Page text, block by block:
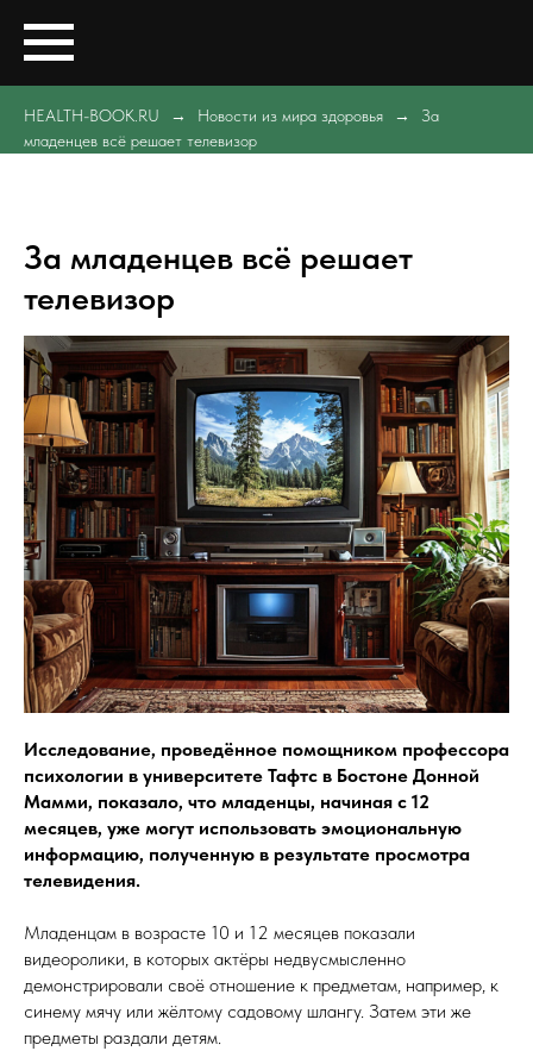
HEALTH-BOOK.RU Новости из мира здоровья
За
младенцев всё решает телевизор
За младенцев всё решает
телевизор
Исследование, проведённое помощником профессора
психологии в университете Тафтс в Бостоне Донной
Мамми, показало, что младенцы, начиная с 12
месяцев, уже могут использовать эмоциональную
информацию, полученную в результате просмотра
телевидения.
Младенцам в возрасте 10 и 12 месяцев показали
видеоролики, в которых актёры недвусмысленно
демонстрировали своё отношение к предметам, например, к
синему мячу или жёлтому садовому шлангу. Затем эти же
предметы раздали детям.